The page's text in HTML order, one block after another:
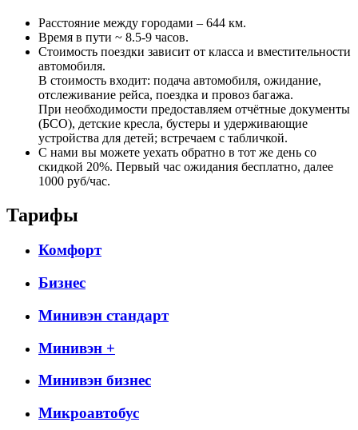
Расстояние между городами – 644 км.
Время в пути ~ 8.5-9 часов.
Стоимость поездки зависит от класса и вместительности
автомобиля.
В стоимость входит: подача автомобиля, ожидание,
отслеживание рейса, поездка и провоз багажа.
При необходимости предоставляем отчётные документы
(БСО), детские кресла, бустеры и удерживающие
устройства для детей; встречаем с табличкой.
С нами вы можете уехать обратно в тот же день со
скидкой 20%. Первый час ожидания бесплатно, далее
1000 руб/час.
Тарифы
Комфорт
Бизнес
Минивэн стандарт
Минивэн +
Минивэн бизнес
Микроавтобус